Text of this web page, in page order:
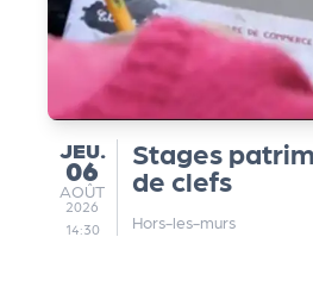
JEUDI
JEU.
06
AOÛT
AOÛT
2026
14:30
Stages
de clefs
Hors-les-murs
c
e
s